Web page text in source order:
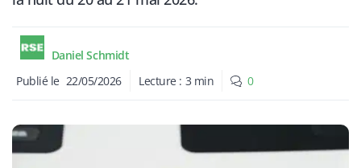
Daniel Schmidt
Publié le 22/05/2026 Lecture : 3 min 0